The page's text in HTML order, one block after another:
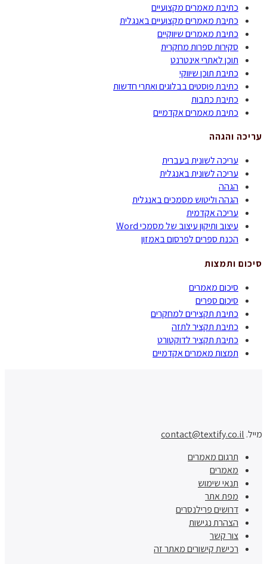
כתיבת מאמרים מקצועיים
כתיבת מאמרים מקצועיים באנגלית
כתיבת מאמרים שיווקיים
סקירות ספרות מחקרית
תוכן לאתרי אינטרנט
כתיבת תוכן שיווקי
כתיבת פוסטים בבלוגים ואתרי חדשות
כתיבת כתבות
כתיבת מאמרים אקדמיים
עריכה והגהה
עריכה לשונית בעברית
עריכה לשונית באנגלית
הגהה
הגהה וליטוש מסמכים באנגלית
עריכה אקדמית
עיצוב ותיקון עיצוב של מסמכי Word
הכנת ספרים לפרסום באמזון
סיכום ותמצות
סיכום מאמרים
סיכום ספרים
כתיבת תקצירים למחקרים
כתיבת תקציר לתזה
כתיבת תקציר לדוקטורט
תמצות מאמרים אקדמיים
מייל. contact@textify.co.il
תרגום מאמרים
מאמרים
תנאי שימוש
מפת אתר
דרושים פרילנסרים
הצהרת נגישות
צור קשר
רכישת קישורים מאתר זה